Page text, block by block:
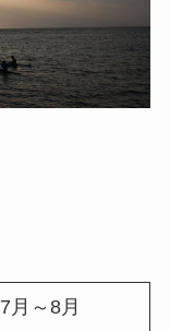
7月～8月